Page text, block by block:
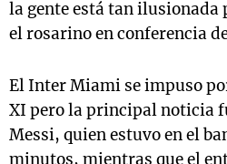
la gente está tan ilusionada
el rosarino en conferencia
El Inter Miami se impuso
XI pero la principal noticia
Messi, quien estuvo en el
minutos, mientras que el